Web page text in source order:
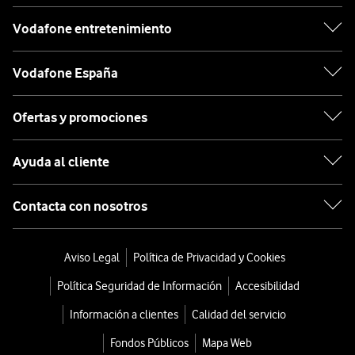
Vodafone entretenimiento
Vodafone España
Ofertas y promociones
Ayuda al cliente
Contacta con nosotros
Aviso Legal
Política de Privacidad y Cookies
Política Seguridad de Información
Accesibilidad
Información a clientes
Calidad del servicio
Fondos Públicos
Mapa Web